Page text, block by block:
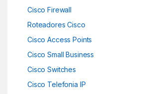
Cisco Firewall
Roteadores Cisco
Cisco Access Points
Cisco Small Business
Cisco Switches
Cisco Telefonia IP